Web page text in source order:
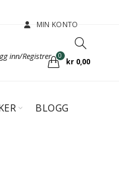
MIN KONTO
inn/Registrer 0
kr0,00
BLOGG